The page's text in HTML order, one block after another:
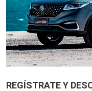
REGÍSTRATE Y